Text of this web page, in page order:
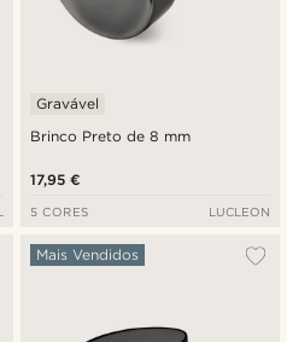
Brinco Preto de 8 mm
Gravável
17,95 €
5 CORES LUCLEON
Mais Vendidos